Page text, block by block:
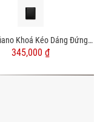
Ví Da Saffiano Khoá Kéo Dáng Đứng BV059
345,000 ₫